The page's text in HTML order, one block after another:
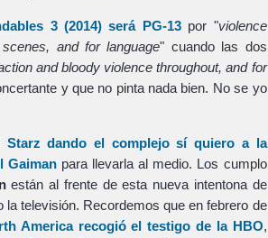
3(2014) será PG-13por "violence
and for language" cuando las dos
and bloody violence throughout, and for
y que no pinta nada bien. No se yo
Starz dando el complejo sí quiero a la
Gaimanpara llevarla al medio. Los cumplo
están al frente de esta nueva intentona de
televisión. Recordemos que en febrero de
Americarecogió el testigo de la HBO,